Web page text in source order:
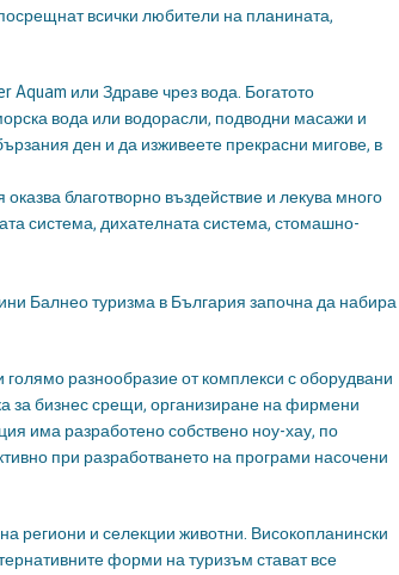
всички любители на планината,
Aquam или Здраве чрез вода. Богатото
вода или водорасли, подводни масажи и
ден и да изживеете прекрасни мигове, в
благотворно въздействие и лекува много
система, дихателната система, стомашно-
Балнео туризма в България започна да набира
разнообразие от комплекси с оборудвани
за бизнес срещи, организиране на фирмени
има разработено собствено ноу-хау, по
при разработването на програми насочени
региони и селекции животни. Високопланински
форми на туризъм стават все